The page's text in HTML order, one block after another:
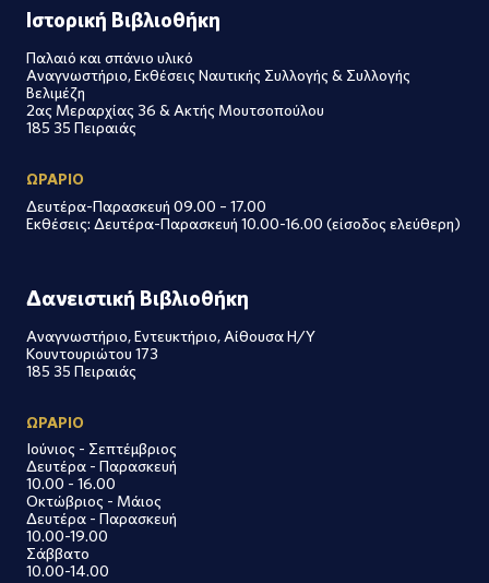
Ιστορική Βιβλιοθήκη
Παλαιό και σπάνιο υλικό
Αναγνωστήριο, Εκθέσεις Ναυτικής Συλλογής & Συλλογής
Βελιμέζη
2ας Μεραρχίας 36 & Ακτής Μουτσοπούλου
185 35 Πειραιάς
ΩΡΑΡΙΟ
Δευτέρα-Παρασκευή 09.00 – 17.00
Εκθέσεις: Δευτέρα-Παρασκευή 10.00-16.00 (είσοδος ελεύθερη)
Δανειστική Βιβλιοθήκη
Αναγνωστήριο, Εντευκτήριο, Αίθουσα Η/Υ
Κουντουριώτου 173
185 35 Πειραιάς
ΩΡΑΡΙΟ
Ιούνιος - Σεπτέμβριος
Δευτέρα - Παρασκευή
10.00 - 16.00
Οκτώβριος - Μάιος
Δευτέρα - Παρασκευή
10.00-19.00
Σάββατο
10.00-14.00